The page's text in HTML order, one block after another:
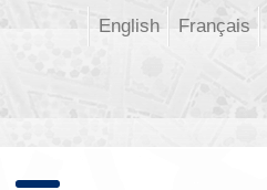
Français
English